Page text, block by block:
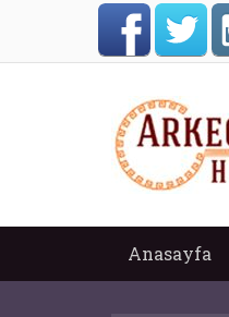
Anasayfa